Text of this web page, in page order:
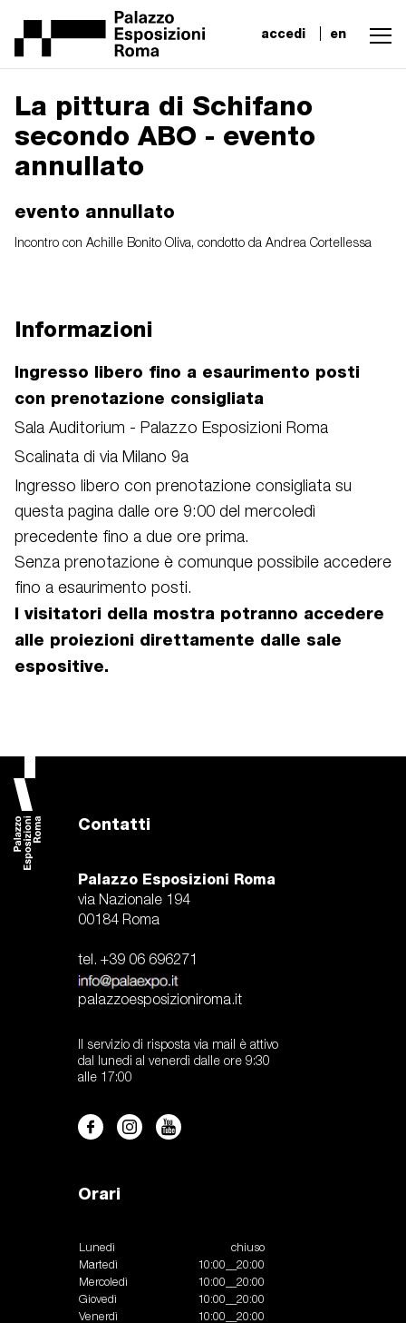
accedi en
La pittura di Schifano
secondo ABO - evento
annullato
evento annullato
Incontro con Achille Bonito Oliva, condotto da Andrea Cortellessa
Informazioni
Ingresso libero fino a esaurimento posti
con prenotazione consigliata
Sala Auditorium - Palazzo Esposizioni Roma
Scalinata di via Milano 9a
Ingresso libero con prenotazione consigliata su
questa pagina dalle ore 9:00 del mercoledì
precedente fino a due ore prima.
Senza prenotazione è comunque possibile accedere
fino a esaurimento posti.
I visitatori della mostra potranno accedere
alle proiezioni direttamente dalle sale
espositive.
Contatti
Palazzo Esposizioni Roma
via Nazionale 194
00184 Roma
tel. +39 06 696271
palazzoesposizioniroma.it
Il servizio di risposta via mail è attivo
dal lunedi al venerdì dalle ore 9:30
alle 17:00
Orari
Lunedì
chiuso
Martedì
10:00__20:00
Mercoledì
10:00__20:00
Giovedì
10:00__20:00
Venerdì
10:00__20:00